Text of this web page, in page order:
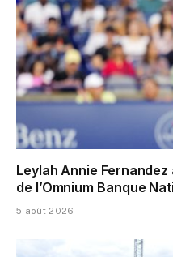
Leylah Annie
de l’Omnium Banque
5 août 2026